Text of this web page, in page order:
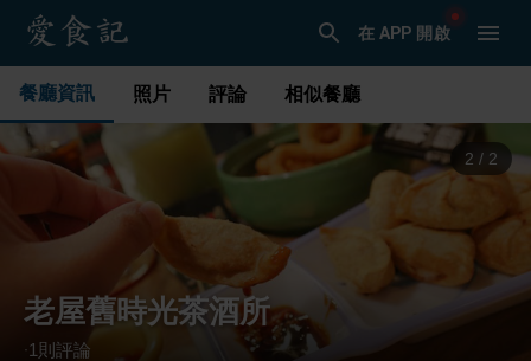
在 APP 開啟
餐廳資訊 照片 評論 相似餐廳
1 / 2
老屋舊時光茶酒所
·1 則評論